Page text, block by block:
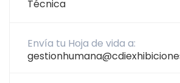
Técnica
Envía tu Hoja de vida a: